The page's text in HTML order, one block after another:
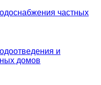
частных
и
домов